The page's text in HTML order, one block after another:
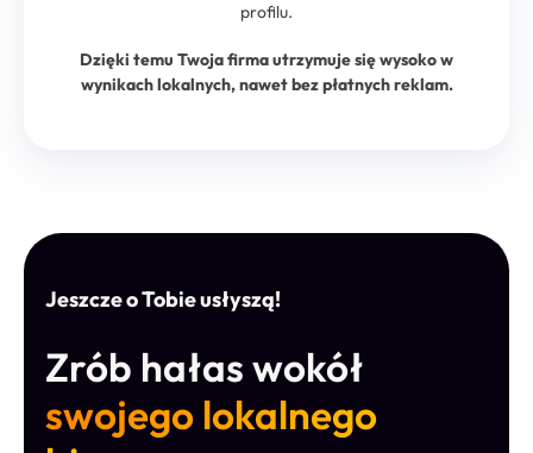
profilu.
Dzięki temu Twoja firma utrzymuje się wysoko w
wynikach lokalnych, nawet bez płatnych reklam.
Jeszcze o Tobie usłyszą!
Zrób hałas wokół
swojego lokalnego